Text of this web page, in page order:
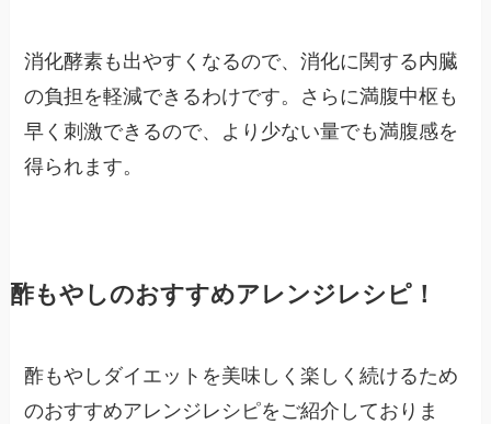
消化酵素も出やすくなるので、消化に関する内臓
の負担を軽減できるわけです。さらに満腹中枢も
早く刺激できるので、より少ない量でも満腹感を
得られます。
酢もやしのおすすめアレンジレシピ！
酢もやしダイエットを美味しく楽しく続けるため
のおすすめアレンジレシピをご紹介しておりま